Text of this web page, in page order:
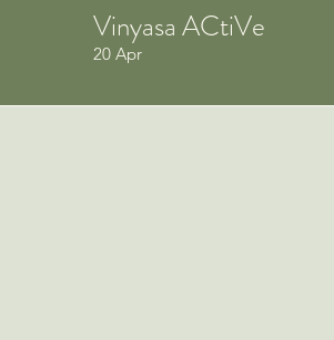
Vinyasa ACtiVe
20 Apr